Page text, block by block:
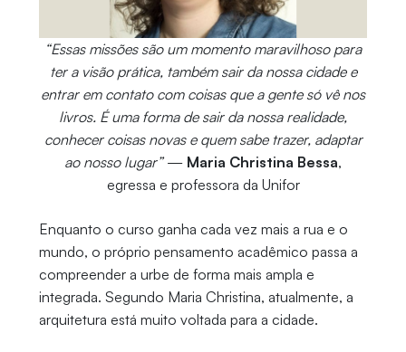
“Essas missões são um momento maravilhoso para
ter a visão prática, também sair da nossa cidade e
entrar em contato com coisas que a gente só vê nos
livros. É uma forma de sair da nossa realidade,
conhecer coisas novas e quem sabe trazer, adaptar
ao nosso lugar”— Maria Christina Bessa,
egressa e professora da Unifor
Enquanto o curso ganha cada vez mais a rua e o
mundo, o próprio pensamento acadêmico passa a
compreender a urbe de forma mais ampla e
integrada. Segundo Maria Christina, atualmente, a
arquitetura está muito voltada para a cidade.